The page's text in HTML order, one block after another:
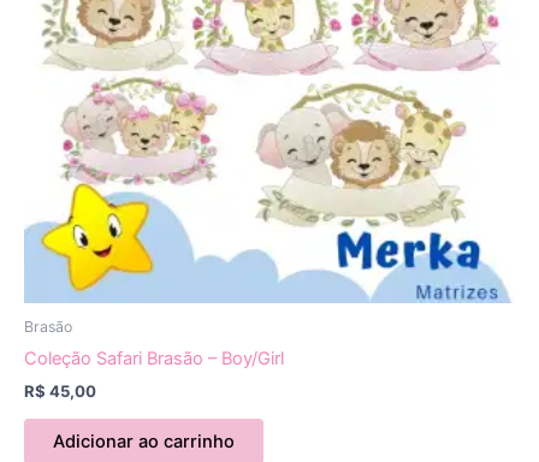
Brasão
Coleção Safari Brasão – Boy/Girl
R$ 45,00
Adicionar ao carrinho